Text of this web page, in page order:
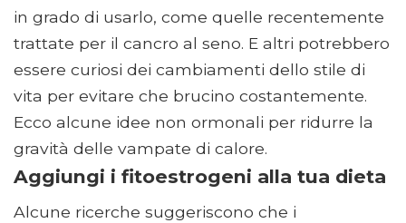
in grado di usarlo, come quelle recentemente
trattate per il cancro al seno. E altri potrebbero
essere curiosi dei cambiamenti dello stile di
vita per evitare che brucino costantemente.
Ecco alcune idee non ormonali per ridurre la
gravità delle vampate di calore.
Aggiungi i fitoestrogeni alla tua dieta
Alcune ricerche suggeriscono che i